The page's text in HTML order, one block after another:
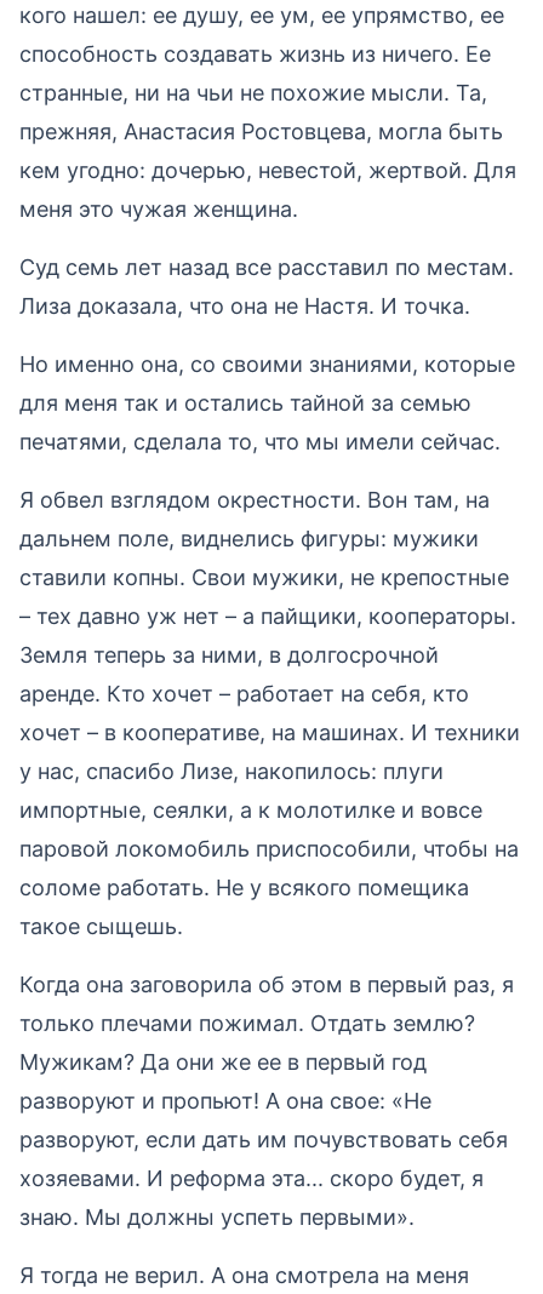
кого нашел: ее душу, ее ум, ее упрямство, ее
способность создавать жизнь из ничего. Ее
странные, ни на чьи не похожие мысли. Та,
прежняя, Анастасия Ростовцева, могла быть
кем угодно: дочерью, невестой, жертвой. Для
меня это чужая женщина.
Суд семь лет назад все расставил по местам.
Лиза доказала, что она не Настя. И точка.
Но именно она, со своими знаниями, которые
для меня так и остались тайной за семью
печатями, сделала то, что мы имели сейчас.
Я обвел взглядом окрестности. Вон там, на
дальнем поле, виднелись фигуры: мужики
ставили копны. Свои мужики, не крепостные
– тех давно уж нет – а пайщики, кооператоры.
Земля теперь за ними, в долгосрочной
аренде. Кто хочет – работает на себя, кто
хочет – в кооперативе, на машинах. И техники
у нас, спасибо Лизе, накопилось: плуги
импортные, сеялки, а к молотилке и вовсе
паровой локомобиль приспособили, чтобы на
соломе работать. Не у всякого помещика
такое сыщешь.
Когда она заговорила об этом в первый раз, я
только плечами пожимал. Отдать землю?
Мужикам? Да они же ее в первый год
разворуют и пропьют! А она свое: «Не
разворуют, если дать им почувствовать себя
хозяевами. И реформа эта... скоро будет, я
знаю. Мы должны успеть первыми».
Я тогда не верил. А она смотрела на меня